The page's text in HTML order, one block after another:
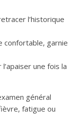
l’historique
confortable, garnie
une fois la
général
fatigue ou